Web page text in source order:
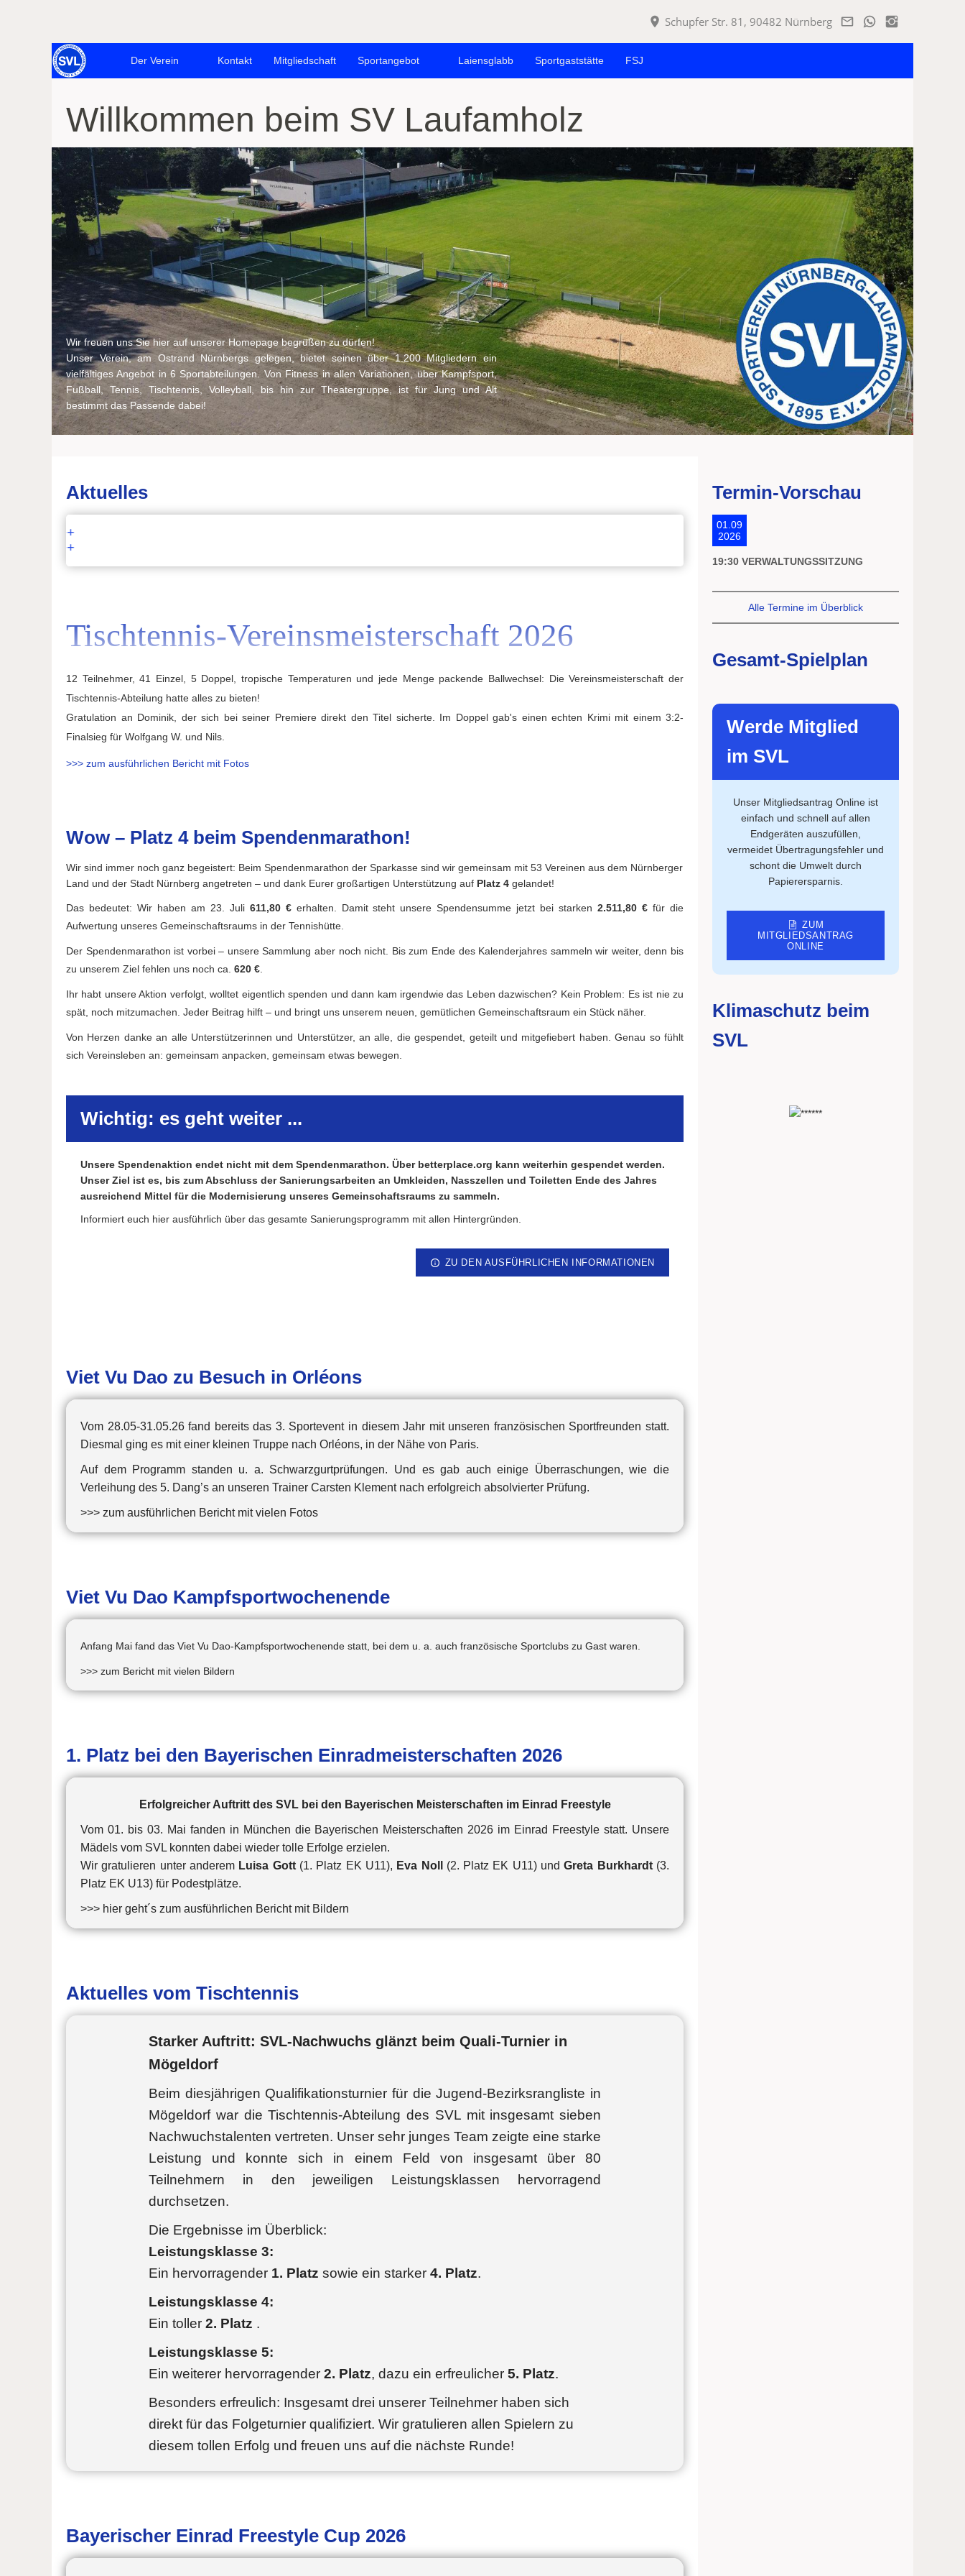
Schupfer Str. 81, 90482 Nürnberg
Der Verein Kontakt Mitgliedschaft Sportangebot Laiensglabb Sportgaststätte FSJ
Willkommen beim SV Laufamholz
Wir freuen uns Sie hier auf unserer Homepage begrüßen zu dürfen!
Unser Verein, am Ostrand Nürnbergs gelegen, bietet seinen über 1.200 Mitgliedern ein
vielfältiges Angebot in 6 Sportabteilungen. Von Fitness in allen Variationen, über Kampfsport,
Fußball, Tennis, Tischtennis, Volleyball, bis hin zur Theatergruppe, ist für Jung und Alt
bestimmt das Passende dabei!
Aktuelles
Tischtennis-Vereinsmeisterschaft 2026
12 Teilnehmer, 41 Einzel, 5 Doppel, tropische Temperaturen und jede Menge packende Ballwechsel: Die Vereinsmeisterschaft der
Tischtennis-Abteilung hatte alles zu bieten!
Gratulation an Dominik, der sich bei seiner Premiere direkt den Titel sicherte. Im Doppel gab's einen echten Krimi mit einem 3:2-
Finalsieg für Wolfgang W. und Nils.
>>> zum ausführlichen Bericht mit Fotos
Wow – Platz 4 beim Spendenmarathon!
Wir sind immer noch ganz begeistert: Beim Spendenmarathon der Sparkasse sind wir gemeinsam mit 53 Vereinen aus dem Nürnberger
Land und der Stadt Nürnberg angetreten – und dank Eurer großartigen Unterstützung auf Platz 4 gelandet!
Das bedeutet: Wir haben am 23. Juli 611,80 €erhalten. Damit steht unsere Spendensumme jetzt bei starken2.511,80 € für die
Aufwertung unseres Gemeinschaftsraums in der Tennishütte.
Der Spendenmarathon ist vorbei – unsere Sammlung aber noch nicht. Bis zum Ende des Kalenderjahres sammeln wir weiter, denn bis
zu unserem Ziel fehlen uns noch ca. 620 €
Ihr habt unsere Aktion verfolgt, wolltet eigentlich spenden und dann kam irgendwie das Leben dazwischen? Kein Problem: Es ist nie zu
spät, noch mitzumachen. Jeder Beitrag hilft – und bringt uns unserem neuen, gemütlichen Gemeinschaftsraum ein Stück näher.
Von Herzen danke an alle Unterstützerinnen und Unterstützer, an alle, die gespendet, geteilt und mitgefiebert haben. Genau so fühlt
sich Vereinsleben an: gemeinsam anpacken, gemeinsam etwas bewegen.
Wichtig: es geht weiter ...
Unsere Spendenaktion endet nicht mit dem Spendenmarathon. Über betterplace.org kann weiterhin gespendet werden.
Unser Ziel ist es, bis zum Abschluss der Sanierungsarbeiten an Umkleiden, Nasszellen und Toiletten Ende des Jahres
ausreichend Mittel für die Modernisierung unseres Gemeinschaftsraums zu sammeln.
Informiert euch hier ausführlich über das gesamte Sanierungsprogramm mit allen Hintergründen.
ZU DEN AUSFÜHRLICHEN INFORMATIONEN
Viet Vu Dao zu Besuch in Orléons
Vom 28.05-31.05.26 fand bereits das 3. Sportevent in diesem Jahr mit unseren französischen Sportfreunden statt.
Diesmal ging es mit einer kleinen Truppe nach Orléons, in der Nähe von Paris.
Auf dem Programm standen u. a. Schwarzgurtprüfungen. Und es gab auch einige Überraschungen, wie die
Verleihung des 5. Dang’s an unseren Trainer Carsten Klement nach erfolgreich absolvierter Prüfung.
>>> zum ausführlichen Bericht mit vielen Fotos
Viet Vu Dao Kampfsportwochenende
Anfang Mai fand das Viet Vu Dao-Kampfsportwochenende statt, bei dem u. a. auch französische Sportclubs zu Gast waren.
>>> zum Bericht mit vielen Bildern
1. Platz bei den Bayerischen Einradmeisterschaften 2026
Erfolgreicher Auftritt des SVL bei den Bayerischen Meisterschaften im Einrad Freestyle
Vom 01. bis 03. Mai fanden in München die Bayerischen Meisterschaften 2026 im Einrad Freestyle statt. Unsere
Mädels vom SVL konnten dabei wieder tolle Erfolge erzielen.
Wir gratulieren unter anderem Luisa Gott(1. Platz EK U11), Eva Noll (2. Platz EK U11) undGreta Burkhardt(3.
Platz EK U13) für Podestplätze.
>>> hier geht´s zum ausführlichen Bericht mit Bildern
Aktuelles vom Tischtennis
Starker Auftritt: SVL-Nachwuchs glänzt beim Quali-Turnier in
Mögeldorf
Beim diesjährigen Qualifikationsturnier für die Jugend-Bezirksrangliste in
Mögeldorf war die Tischtennis-Abteilung des SVL mit insgesamt sieben
Nachwuchstalenten vertreten. Unser sehr junges Team zeigte eine starke
Leistung und konnte sich in einem Feld von insgesamt über 80
Teilnehmern in den jeweiligen Leistungsklassen hervorragend
durchsetzen.
Die Ergebnisse im Überblick:
Leistungsklasse 3:
Ein hervorragender 1. Platz sowie ein starker 4. Platz.
Leistungsklasse 4:
Ein toller 2. Platz .
Leistungsklasse 5:
Ein weiterer hervorragender 2. Platz, dazu ein erfreulicher 5. Platz.
Besonders erfreulich: Insgesamt drei unserer Teilnehmer haben sich
direkt für das Folgeturnier qualifiziert. Wir gratulieren allen Spielern zu
diesem tollen Erfolg und freuen uns auf die nächste Runde!
Bayerischer Einrad Freestyle Cup 2026
Termin-Vorschau
01.09
2026
19:30 VERWALTUNGSSITZUNG
Alle Termine im Überblick
Gesamt-Spielplan
Werde Mitglied
im SVL
Unser Mitgliedsantrag Online ist
einfach und schnell auf allen
Endgeräten auszufüllen,
vermeidet Übertragungsfehler und
schont die Umwelt durch
Papierersparnis.
ZUM
MITGLIEDSANTRAG
ONLINE
Klimaschutz beim
SVL